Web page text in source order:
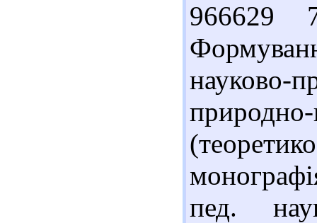
966629
науково-
пед.